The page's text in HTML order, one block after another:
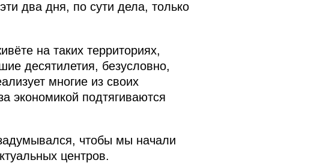
два дня, по сути дела, только
на таких территориях,
десятилетия, безусловно,
многие из своих
экономикой подтягиваются
чтобы мы начали
центров.